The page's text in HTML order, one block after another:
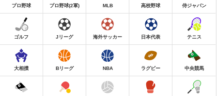
プロ野球 プロ野球(2軍) MLB 高校野球 侍ジャパン
ゴルフ Jリーグ 海外サッカー 日本代表 テニス
大相撲 Bリーグ NBA ラグビー 中央競馬